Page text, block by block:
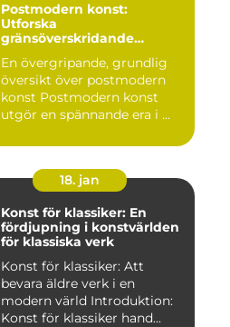
Postmodern konst:
Utforska
gränsöverskridande
En övergripande, grundlig
översikt över postmodern
konst Postmodern konst
utgör en spännande era i ...
18. jan
Konst för klassiker: En
fördjupning i konstvärlden
för klassiska verk
Konst för klassiker: Att
bevara äldre verk i en
modern värld Introduktion:
Konst för klassiker hand...